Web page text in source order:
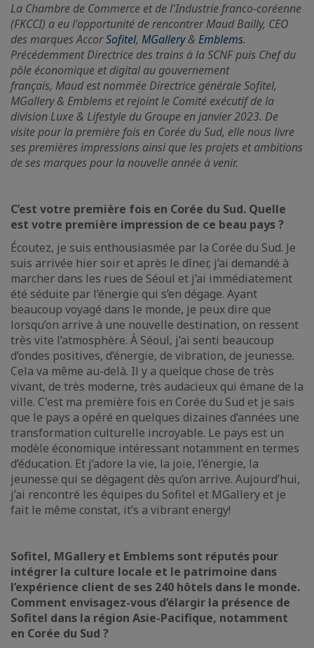
La Chambre de Commerce et de l'Industrie franco-coréenne
(FKCCI) a eu l'opportunité de rencontrer Maud Bailly, CEO
des marques AccorSofitel, MGallery& Emblems.
Précédemment Directrice des trains à la SCNF puis Chef du
pôle économique et digital au gouvernement
français, Maud est nommée Directrice générale Sofitel,
MGallery & Emblems et rejoint le Comité exécutif de la
division Luxe & Lifestyle du Groupe en janvier 2023. De
visite pour la première fois en Corée du Sud, elle nous livre
ses premières impressions ainsi que les projets et ambitions
de ses marques pour la nouvelle année à venir.
C’est votre première fois en Corée du Sud. Quelle
est votre première impression de ce beau pays ?
Écoutez, je suis enthousiasmée par la Corée du Sud. Je
suis arrivée hier soir et après le dîner, j’ai demandé à
marcher dans les rues de Séoul et j’ai immédiatement
été séduite par l’énergie qui s’en dégage. Ayant
beaucoup voyagé dans le monde, je peux dire que
lorsqu’on arrive à une nouvelle destination, on ressent
très vite l’atmosphère. À Séoul, j’ai senti beaucoup
d’ondes positives, d’énergie, de vibration, de jeunesse.
Cela va même au-delà. Il y a quelque chose de très
vivant, de très moderne, très audacieux qui émane de la
ville. C'est ma première fois en Corée du Sud et je sais
que le pays a opéré en quelques dizaines d’années une
transformation culturelle incroyable. Le pays est un
modèle économique intéressant notamment en termes
d’éducation. Et j’adore la vie, la joie, l’énergie, la
jeunesse qui se dégagent dès qu’on arrive. Aujourd’hui,
j’ai rencontré les équipes du Sofitel et MGallery et je
fait le même constat, it’s a vibrant energy!
Sofitel, MGallery et Emblems sont réputés pour
intégrer la culture locale et le patrimoine dans
l’expérience client de ses 240 hôtels dans le monde.
Comment envisagez-vous d’élargir la présence de
Sofitel dans la région Asie-Pacifique, notamment
en Corée du Sud ?